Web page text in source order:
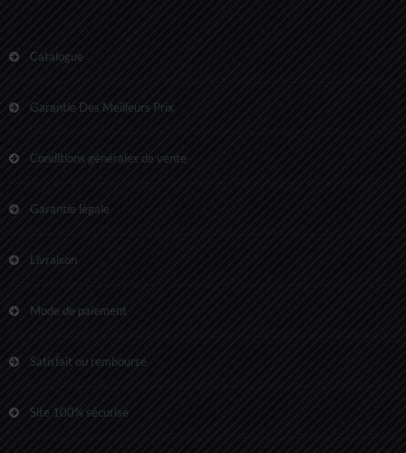
Catalogue
Garantie Des Meilleurs Prix
Conditions générales de vente
Garantie légale
Livraison
Mode de paiement
Satisfait ou remboursé
Site 100% sécurisé